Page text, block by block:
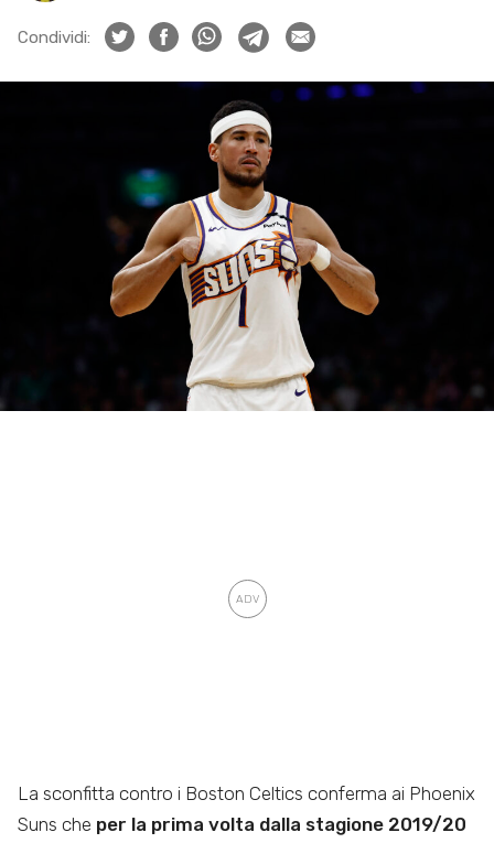
Condividi:
La sconfitta contro i Boston Celtics conferma ai Phoenix
Suns che per la prima volta dalla stagione 2019/20